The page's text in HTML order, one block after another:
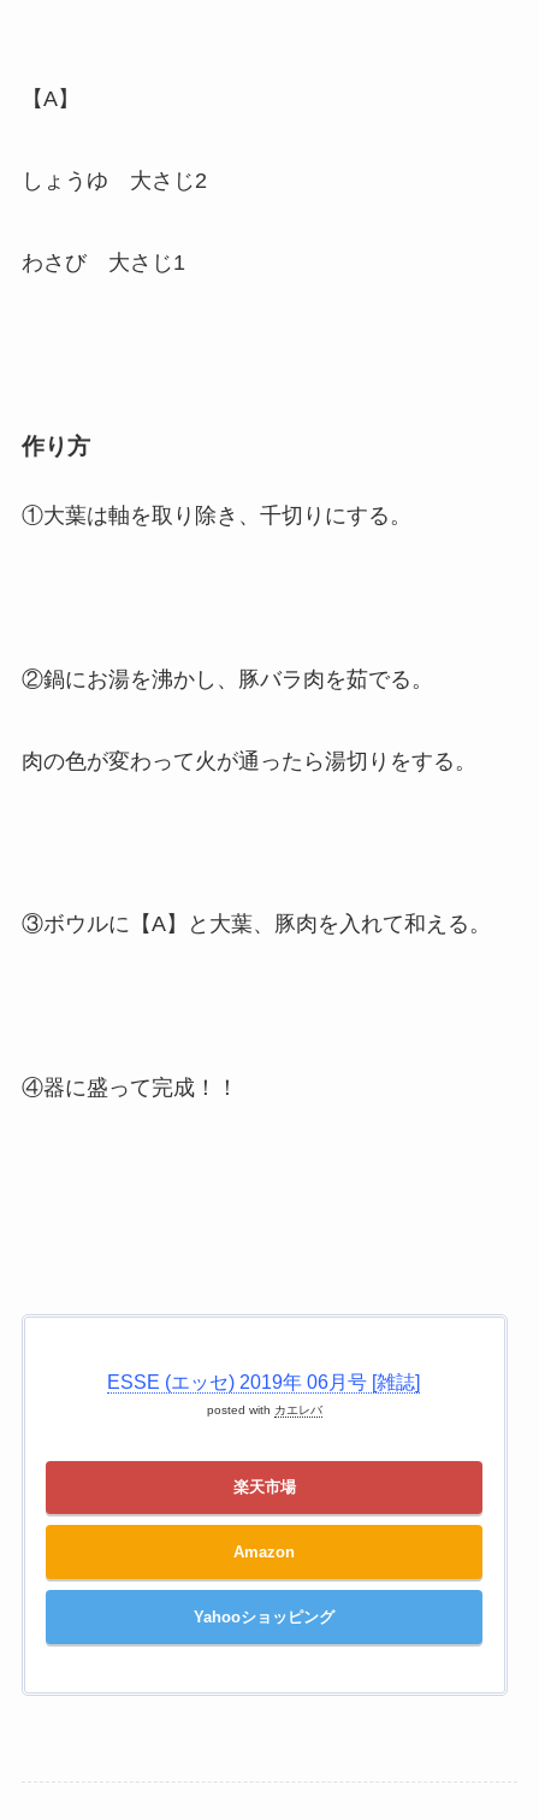
【A】
しょうゆ 大さじ2
わさび 大さじ1
作り方
①大葉は軸を取り除き、千切りにする。
②鍋にお湯を沸かし、豚バラ肉を茹でる。
肉の色が変わって火が通ったら湯切りをする。
③ボウルに【A】と大葉、豚肉を入れて和える。
④器に盛って完成！！
ESSE (エッセ) 2019年 06月号 [雑誌]
posted with カエレバ
楽天市場
Amazon
Yahooショッピング